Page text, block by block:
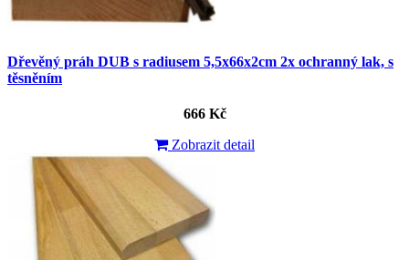
Dřevěný práh DUB s radiusem 5,5x66x2cm 2x ochranný lak, s
těsněním
666 Kč
Zobrazit detail